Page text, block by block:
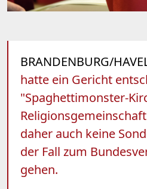
BRANDENBURG/
hatte ein Gericht
"Spaghettimonster-
daher auch keine
der Fall zum
gehen.